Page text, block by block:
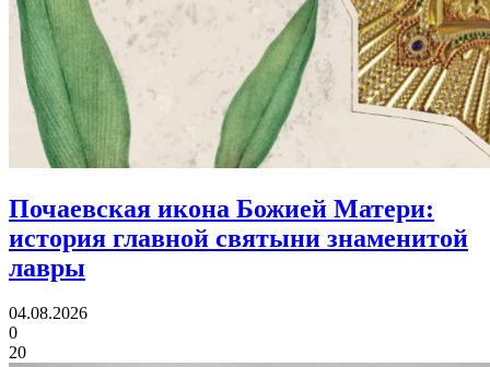
Почаевская икона Божией Матери:
история главной святыни знаменитой
лавры
04.08.2026
0
20